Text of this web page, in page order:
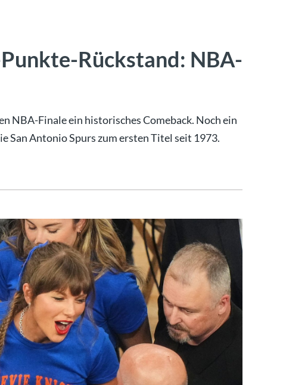
Rückstand: NBA-
NBA-Finale ein historisches Comeback. Noch ein
San Antonio Spurs zum ersten Titel seit 1973.